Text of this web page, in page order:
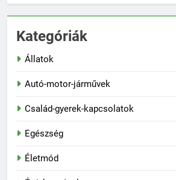
Kategóriák
Állatok
Autó-motor-járművek
Család-gyerek-kapcsolatok
Egészség
Életmód